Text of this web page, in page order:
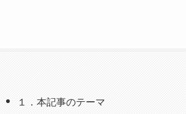
１．本記事のテーマ